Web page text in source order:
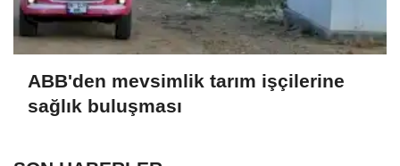
ABB'den mevsimlik tarım işçilerine
sağlık buluşması